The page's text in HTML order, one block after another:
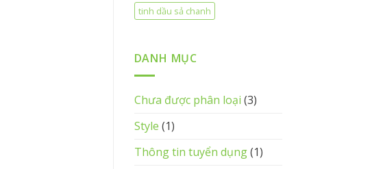
tinh dầu sả chanh
DANH MỤC
Chưa được phân loại (3)
Style (1)
Thông tin tuyển dụng(1)